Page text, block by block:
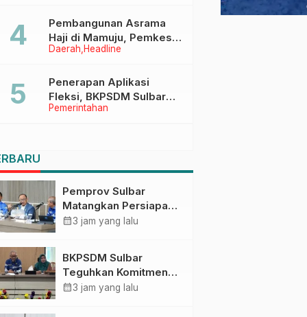
Daerah Headline
Pembangunan Asrama
Haji di Mamuju, Pemkesra
dan Kementerian Haji
Pemerintahan
Penerapan Aplikasi
Fleksi, BKPSDM Sulbar
Dorong Transformasi
Pemprov Sulbar
Matangkan Persiapan
HUT Ke-81 RI, Puncak
calendar_month3 jam yang lalu
BKPSDM Sulbar
Teguhkan Komitmen
Pengembangan
calendar_month3 jam yang lalu